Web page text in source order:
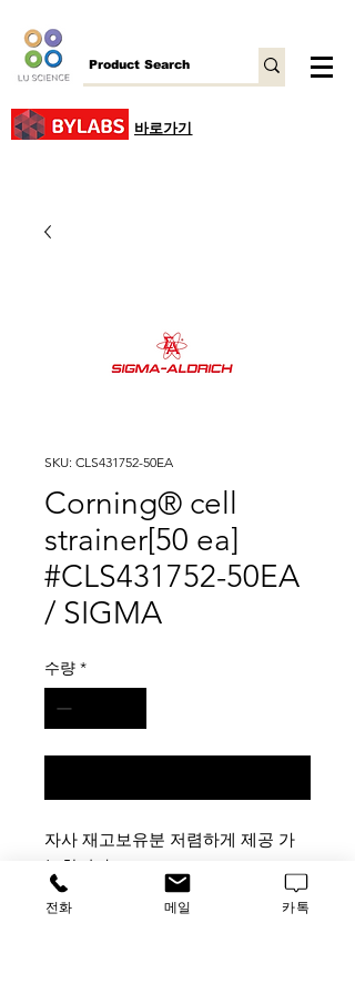
바로가기
SKU: CLS431752-50EA
Corning® cell
strainer[50 ea]
#CLS431752-50EA
/ SIGMA
수량 *
자사 재고보유분 저렴하게 제공 가
능합니다.
업체분들 연락주시기 바랍니다.
가격문의
전화 메일 카톡